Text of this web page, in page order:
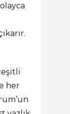
her